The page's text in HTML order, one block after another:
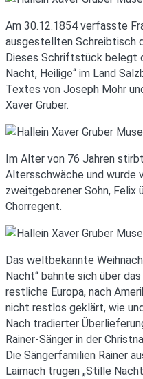
Am 30.12.1854 verfasste
ausgestellten Schreibtisch
Dieses Schriftstück belegt
Nacht, Heilige“ im Land
Textes von Joseph Mohr
Xaver Gruber.
Im Alter von 76 Jahren
Altersschwäche und wurde
zweitgeborener Sohn, Felix
Chorregent.
Das weltbekannte
Nacht“ bahnte sich über
restliche Europa, nach
nicht restlos geklärt, wie
Nach tradierter
Rainer-Sänger in der
Die Sängerfamilien Rainer
Laimach trugen „Stille